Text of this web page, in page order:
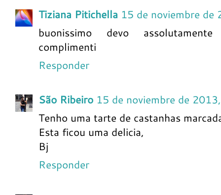
Tiziana Pitichella 15 de noviembre de
buonissimo devo
complimenti
Responder
São Ribeiro 15 de noviembre de
Tenho uma tarte de castanhas
Esta ficou uma delicia,
Bj
Responder